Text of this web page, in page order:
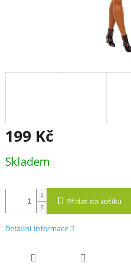
199 Kč
cena:
Skladem
Přidat do košíku
Detailní informace